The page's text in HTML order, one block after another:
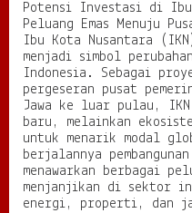
s
a
n
t
a
r
a
(
I
K
N
)
:
Potensi Investasi di
Peluang Emas Menuju
Ibu Kota Nusantara
menjadi simbol
Indonesia. Sebagai
pergeseran pusat
Jawa ke luar pulau, IKN
baru, melainkan
untuk menarik modal
berjalannya
menawarkan berbagai
menjanjikan di sektor
energi, properti, dan